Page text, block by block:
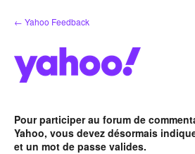
Aller
au
← Yahoo Feedback
Pour participer au forum de
Yahoo, vous devez désormais
et un mot de passe valides.